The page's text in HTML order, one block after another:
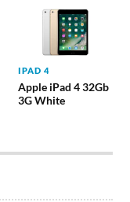
IPAD 4
Apple iPad 4 32Gb
3G White